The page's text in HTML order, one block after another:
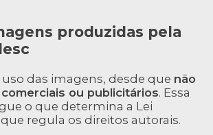
produzidas pela
das imagens, desde que não
ou publicitários. Essa
o que determina a Lei
que regula os direitos autorais.